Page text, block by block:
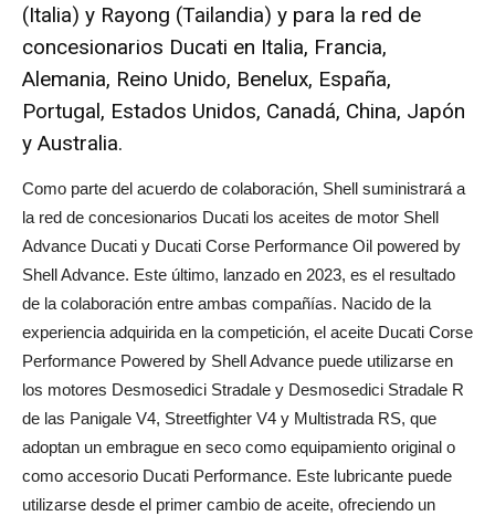
(Italia) y Rayong (Tailandia) y para la red de
concesionarios Ducati en Italia, Francia,
Alemania, Reino Unido, Benelux, España,
Portugal, Estados Unidos, Canadá, China, Japón
y Australia.
Como parte del acuerdo de colaboración, Shell suministrará a
la red de concesionarios Ducati los aceites de motor Shell
Advance Ducati y Ducati Corse Performance Oil powered by
Shell Advance. Este último, lanzado en 2023, es el resultado
de la colaboración entre ambas compañías. Nacido de la
experiencia adquirida en la competición, el aceite Ducati Corse
Performance Powered by Shell Advance puede utilizarse en
los motores Desmosedici Stradale y Desmosedici Stradale R
de las Panigale V4, Streetfighter V4 y Multistrada RS, que
adoptan un embrague en seco como equipamiento original o
como accesorio Ducati Performance. Este lubricante puede
utilizarse desde el primer cambio de aceite, ofreciendo un